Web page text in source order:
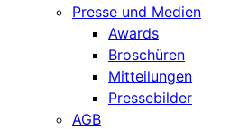
Presse und Medien
Awards
Broschüren
Mitteilungen
Pressebilder
AGB